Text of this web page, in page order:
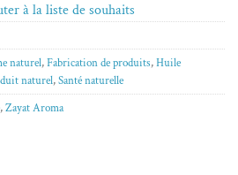
à la liste de souhaits
naturel,Fabrication de produits,Huile
naturel,Santé naturelle
,Zayat Aroma